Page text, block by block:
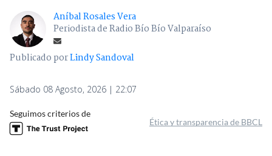
Aníbal Rosales Vera
Periodista de Radio Bío Bío Valparaíso
Publicado porLindy Sandoval
Sábado 08 Agosto, 2026 | 22:07
Seguimos criterios de
Ética y transparencia de BBCL